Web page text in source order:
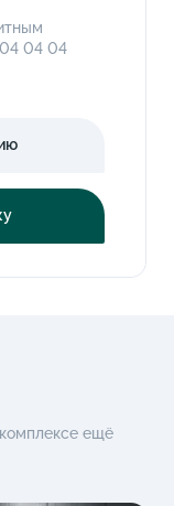
04 04
ещё